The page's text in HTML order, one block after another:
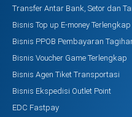
Transfer Antar Bank, Setor dan
Bisnis Top up E-money Terlengkap
Bisnis PPOB Pembayaran
Bisnis Voucher Game Terlengkap
Bisnis Agen Tiket Transportasi
Bisnis Ekspedisi Outlet Point
EDC Fastpay